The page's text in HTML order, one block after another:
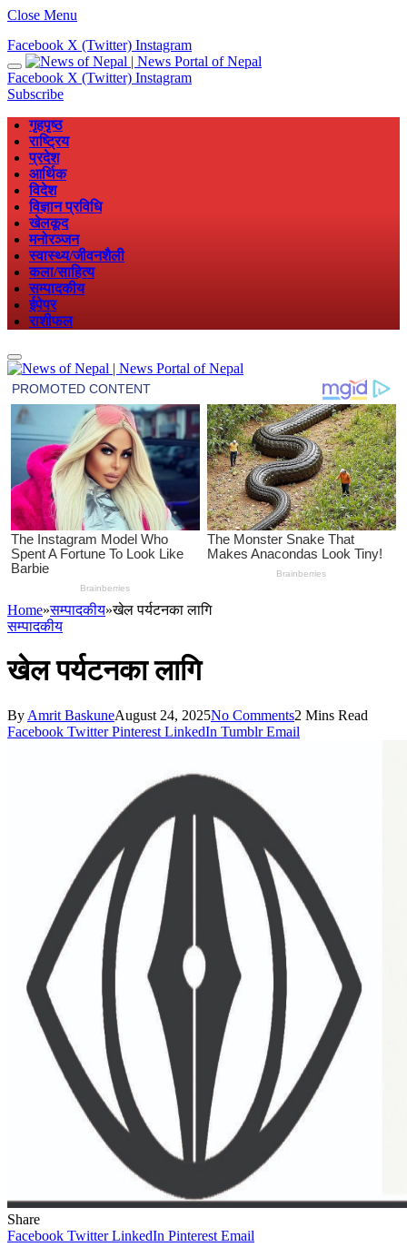
Close Menu
Facebook X (Twitter) Instagram
Facebook X (Twitter) Instagram
Subscribe
गृहपृष्ठ
राष्ट्रिय
प्रदेश
आर्थिक
विदेश
विज्ञान प्रविधि
खेलकूद
मनोरञ्जन
स्वास्थ्य/जीवनशैली
कला/साहित्य
सम्पादकीय
ईपेपर
राशीफल
Home»सम्पादकीय»खेल पर्यटनका लागि
सम्पादकीय
खेल पर्यटनका लागि
By Amrit BaskuneAugust 24, 2025No Comments2 Mins Read
Facebook Twitter Pinterest LinkedIn Tumblr Email
Share
Facebook Twitter LinkedIn Pinterest Email